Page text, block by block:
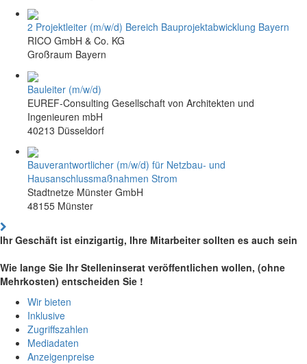
2 Projektleiter (m/w/d) Bereich Bauprojektabwicklung Bayern
RICO GmbH & Co. KG
Großraum Bayern
Bauleiter (m/w/d)
EUREF-Consulting Gesellschaft von Architekten und
Ingenieuren mbH
40213 Düsseldorf
Bauverantwortlicher (m/w/d) für Netzbau- und
Hausanschlussmaßnahmen Strom
Stadtnetze Münster GmbH
48155 Münster
Ihr Geschäft ist einzigartig, Ihre Mitarbeiter sollten es auch sein
Wie lange Sie Ihr Stelleninserat veröffentlichen wollen, (ohne
Mehrkosten) entscheiden Sie !
Wir bieten
Inklusive
Zugriffszahlen
Mediadaten
Anzeigenpreise